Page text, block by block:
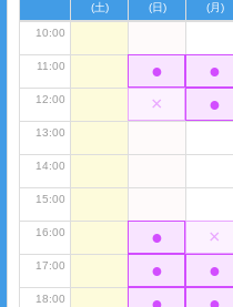
(土)
(日)
(月)
10:00
11:00
12:00
13:00
14:00
15:00
16:00
17:00
18:00
●
×
●
●
●
●
×
●